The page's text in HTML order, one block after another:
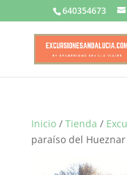
640354673
Inicio/ Tienda /
paraíso del Hueznar